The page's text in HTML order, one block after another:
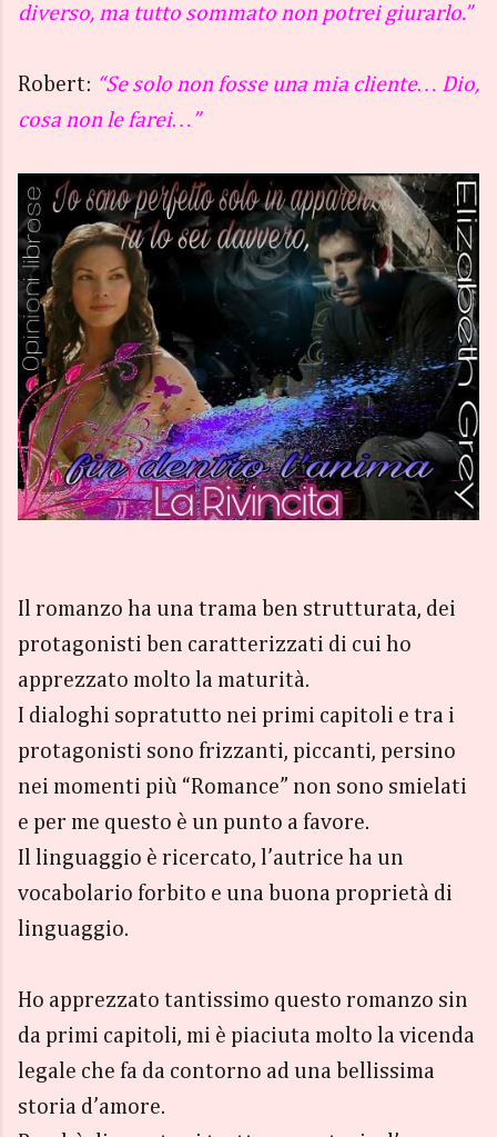
diverso, ma tutto sommato non potrei giurarlo.”
Robert: “Se solo non fosse una mia cliente… Dio,
cosa non le farei…”
Il romanzo ha una trama ben strutturata, dei
protagonisti ben caratterizzati di cui ho
apprezzato molto la maturità.
I dialoghi sopratutto nei primi capitoli e tra i
protagonisti sono frizzanti, piccanti, persino
nei momenti più “Romance” non sono smielati
e per me questo è un punto a favore.
Il linguaggio è ricercato, l’autrice ha un
vocabolario forbito e una buona proprietà di
linguaggio.
Ho apprezzato tantissimo questo romanzo sin
da primi capitoli, mi è piaciuta molto la vicenda
legale che fa da contorno ad una bellissima
storia d’amore.